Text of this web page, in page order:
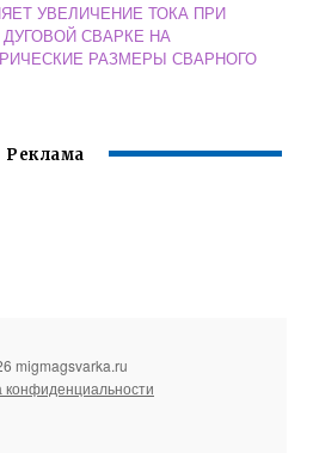
УВЕЛИЧЕНИЕ ТОКА ПРИ
СВАРКЕ НА
РАЗМЕРЫ СВАРНОГО
Реклама
migmagsvarka.ru
конфиденциальности